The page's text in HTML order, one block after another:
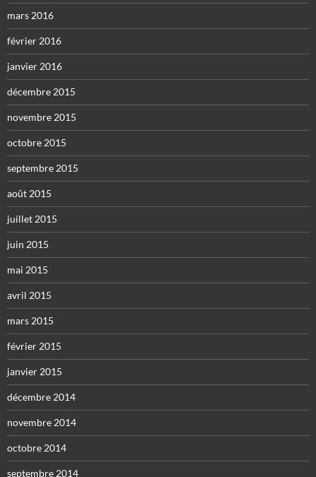
mars 2016
février 2016
janvier 2016
décembre 2015
novembre 2015
octobre 2015
septembre 2015
août 2015
juillet 2015
juin 2015
mai 2015
avril 2015
mars 2015
février 2015
janvier 2015
décembre 2014
novembre 2014
octobre 2014
septembre 2014